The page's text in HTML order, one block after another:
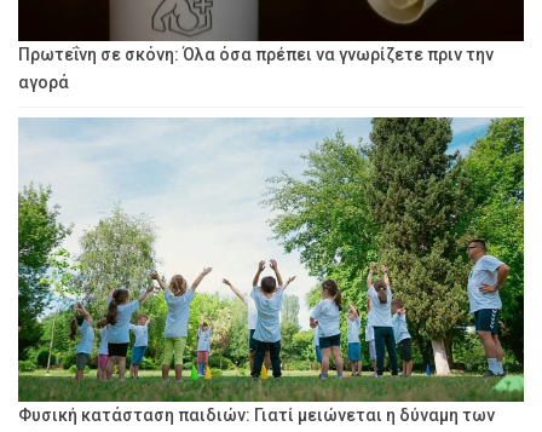
Πρωτεΐνη σε σκόνη: Όλα όσα πρέπει να γνωρίζετε πριν την
αγορά
Φυσική κατάσταση παιδιών: Γιατί μειώνεται η δύναμη των